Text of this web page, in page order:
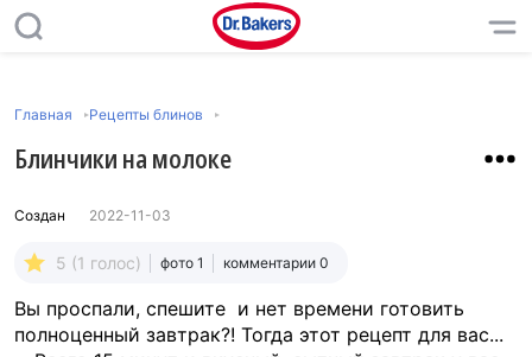
Главная Рецепты блинов
Блинчики на молоке
Создан 2022-11-03
5 (1 голос) фото 1 комментарии 0
Вы проспали, спешите и нет времени готовить
полноценный завтрак?! Тогда этот рецепт для вас...